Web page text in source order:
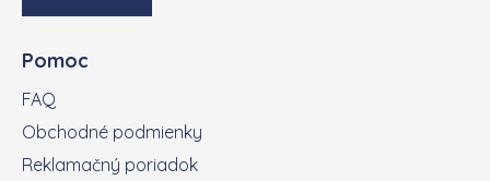
Pomoc
FAQ
Obchodné podmienky
Reklamačný poriadok